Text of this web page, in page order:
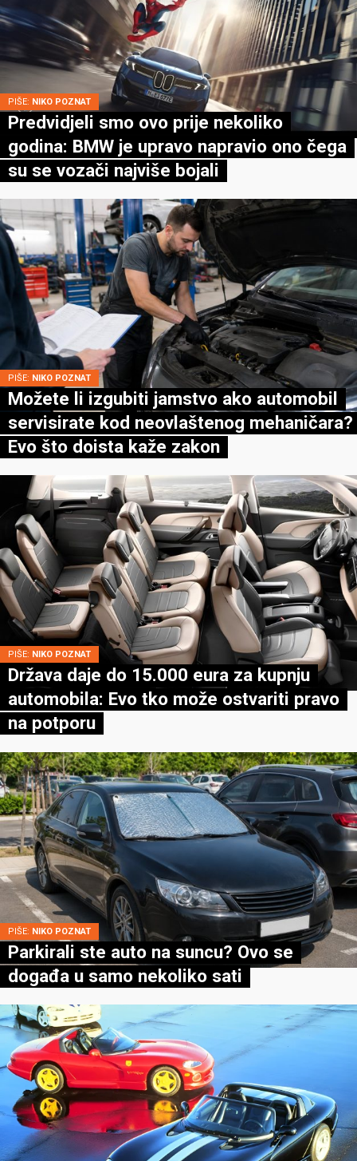
PIŠE: NIKO POZNAT
Predvidjeli smo ovo prije nekoliko
godina: BMW je upravo napravio ono čega
su se vozači najviše bojali
PIŠE: NIKO POZNAT
Možete li izgubiti jamstvo ako automobil
servisirate kod neovlaštenog mehaničara?
Evo što doista kaže zakon
PIŠE: NIKO POZNAT
Država daje do 15.000 eura za kupnju
automobila: Evo tko može ostvariti pravo
na potporu
PIŠE: NIKO POZNAT
Parkirali ste auto na suncu? Ovo se
događa u samo nekoliko sati